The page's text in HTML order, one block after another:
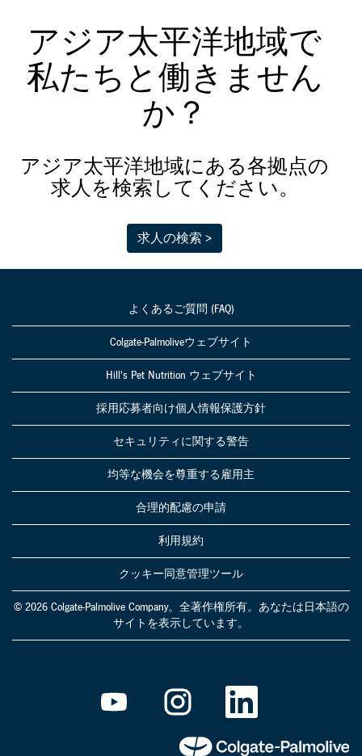
Day」
「Family Day」
に招待しまし
た。
アジア太平洋地域で
私たちと働きません
か？
アジア太平洋地域にある各拠点の
求人を検索してください。
求人の検索 >
よくあるご質問 (FAQ)
Colgate-Palmoliveウェブサイト
Hill's Pet Nutrition ウェブサイト
採用応募者向け個人情報保護方針
セキュリティに関する警告
均等な機会を尊重する雇用主
合理的配慮の申請
利用規約
クッキー同意管理ツール
© 2026 Colgate-Palmolive Company。全著作権所有。あなたは日本語の
サイトを表示しています。
し
い
新
し
い
新
し
タ
で